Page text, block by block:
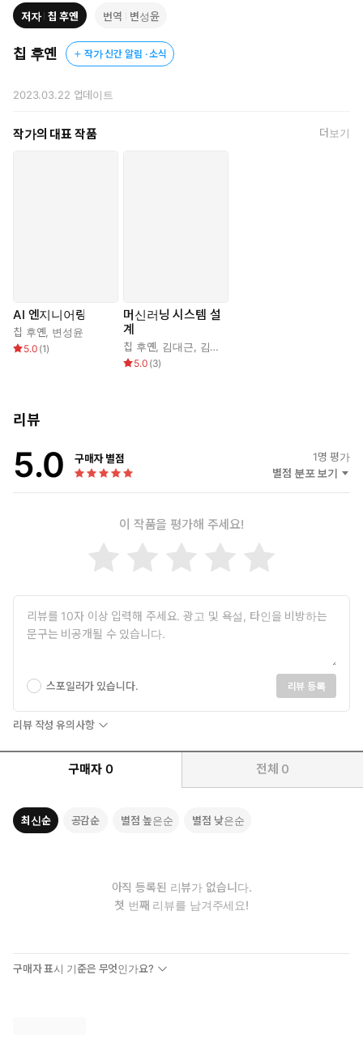
도록 가이드합니다.
파운데이션 모델을 사용하는 단계를 넘어 신뢰받는 AI 프로덕트를
설계, 운영, 개선하고자 고민하는 모든분께 이 책을 추천합니다.
저자 칩 후옌 번역 변성윤
칩 후옌 작가 신간 알림 · 소식
2023.03.22 업데이트
작가의 대표 작품 더보기
AI 엔지니어링
칩 후옌, 변성윤
5.0 (1)
머신러닝 시스템 설
계
칩 후옌, 김대근, 김영민
5.0 (3)
리뷰
5.0 구매자 별점 1명 평가
별점 분포 보기
이 작품을 평가해 주세요!
스포일러가 있습니다. 리뷰 등록
리뷰 작성 유의사항
구매자 0 전체 0
최신순 공감순 별점 높은순 별점 낮은순
아직 등록된 리뷰가 없습니다.
첫 번째 리뷰를 남겨주세요!
구매자 표시 기준은 무엇인가요?